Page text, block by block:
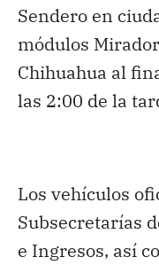
Sendero en
módulos
Chihuahua al
las 2:00 de la
Los vehículos
Subsecretarías
e Ingresos, así